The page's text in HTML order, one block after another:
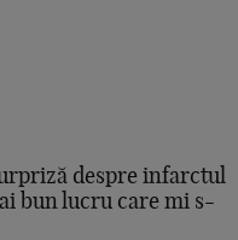
despre infarctul
bun lucru care mi s-